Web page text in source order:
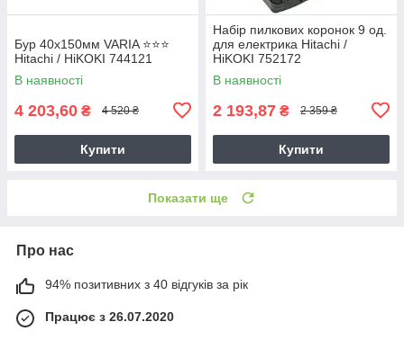
Бур 40х150мм VARIA ⭐️⭐️⭐️
Hitachi / HiKOKI 744121
В наявності
4 203,60 ₴ 4 520 ₴
Купити
Набір пилкових коронок 9 од.
для електрика Hitachi /
HiKOKI 752172
В наявності
2 193,87 ₴ 2 359 ₴
Купити
Показати ще
Про нас
94% позитивних з 40 відгуків за рік
Працює з 26.07.2020